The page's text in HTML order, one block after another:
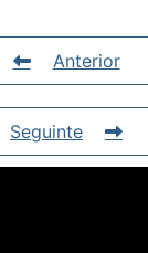
Anterior
Seguinte